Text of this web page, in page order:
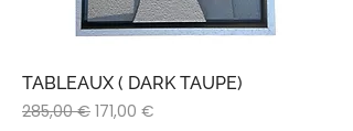
TABLEAUX ( DARK TAUPE)
Prix original
285,00 € Prix promotionnel
171,00 €